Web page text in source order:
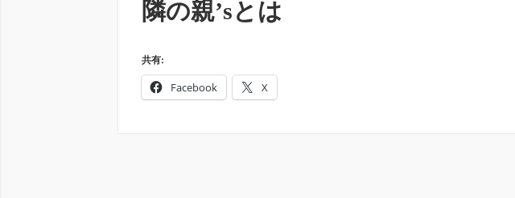
隣の親’sとは
共有:
Facebook X